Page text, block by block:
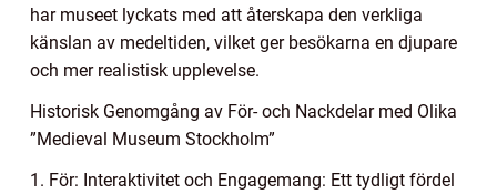
har museet lyckats med att återskapa den verkliga
känslan av medeltiden, vilket ger besökarna en djupare
och mer realistisk upplevelse.
Historisk Genomgång av För- och Nackdelar med Olika
”Medieval Museum Stockholm”
1. För: Interaktivitet och Engagemang: Ett tydligt fördel